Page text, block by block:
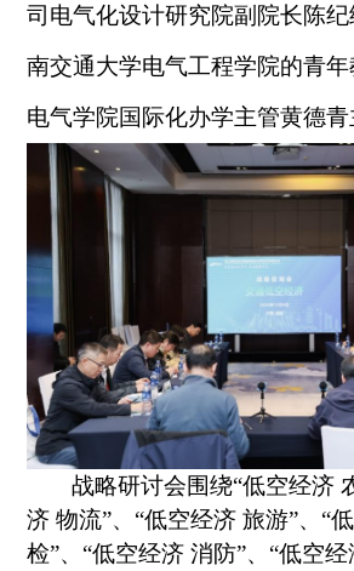
司电气化设计研究院副院长陈
南交通大学电气工程学院的青
电气学院国际化办学主管黄德青
战略研讨会围绕“低空经济
济 物流”、“低空经济 旅游”、“
检”、“低空经济 消防”、“低空